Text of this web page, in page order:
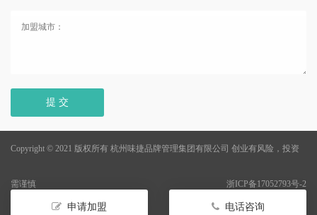
提 交
Copyright © 2021 版权所有 杭州味捷品牌管理集团有限公司
浙ICP备17052793号-2
创业有风险，投资
需谨慎
申请加盟 电话咨询